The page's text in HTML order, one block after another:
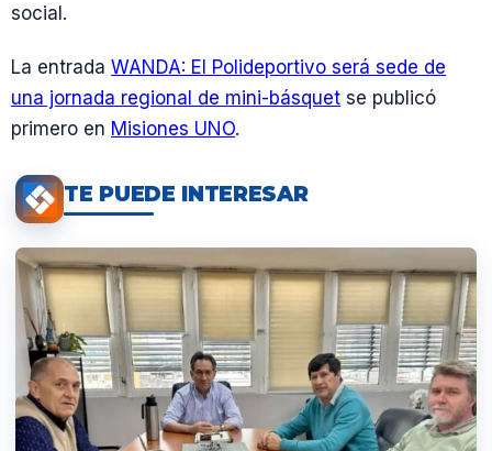
social.
La entrada WANDA: El Polideportivo será sede de
una jornada regional de mini-básquet se publicó
primero en Misiones UNO.
TE PUEDE INTERESAR